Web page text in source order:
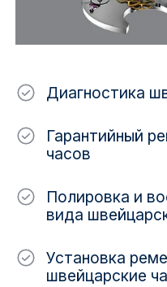
Диагностика
Гарантийный
часов
Полировка и
вида
Установка
швейцарские